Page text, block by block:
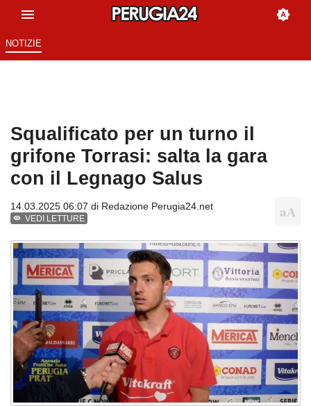
NOTIZIE
Squalificato per un turno il
grifone Torrasi: salta la gara
con il Legnago Salus
14.03.2025 06:07 di Redazione Perugia24.net
VEDI LETTURE